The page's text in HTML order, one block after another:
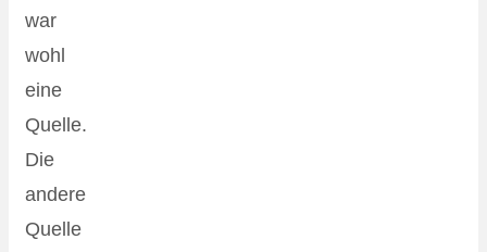
war
wohl
eine
Quelle.
Die
andere
Quelle